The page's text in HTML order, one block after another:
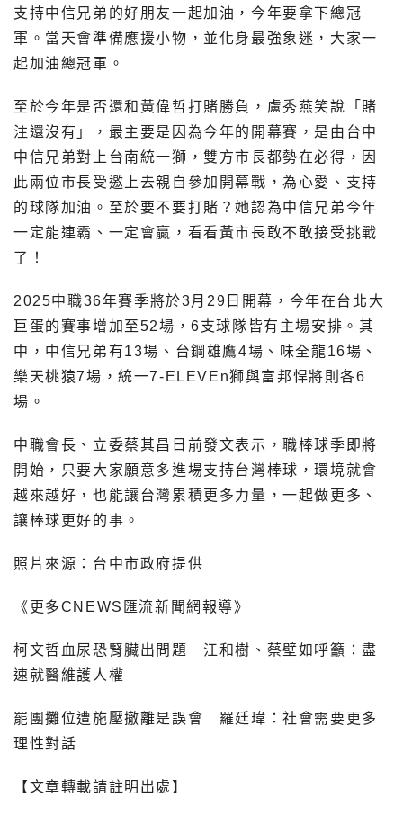
支持中信兄弟的好朋友一起加油，今年要拿下總冠
軍。當天會準備應援小物，並化身最強象迷，大家一
起加油總冠軍。
至於今年是否還和黃偉哲打賭勝負，盧秀燕笑說「賭
注還沒有」，最主要是因為今年的開幕賽，是由台中
中信兄弟對上台南統一獅，雙方市長都勢在必得，因
此兩位市長受邀上去親自參加開幕戰，為心愛、支持
的球隊加油。至於要不要打賭？她認為中信兄弟今年
一定能連霸、一定會贏，看看黃市長敢不敢接受挑戰
了！
2025中職36年賽季將於3月29日開幕，今年在台北大
巨蛋的賽事增加至52場，6支球隊皆有主場安排。其
中，中信兄弟有13場、台鋼雄鷹4場、味全龍16場、
樂天桃猿7場，統一7-ELEVEn獅與富邦悍將則各6
場。
中職會長、立委蔡其昌日前發文表示，職棒球季即將
開始，只要大家願意多進場支持台灣棒球，環境就會
越來越好，也能讓台灣累積更多力量，一起做更多、
讓棒球更好的事。
照片來源：台中市政府提供
《更多CNEWS匯流新聞網報導》
柯文哲血尿恐腎臟出問題 江和樹、蔡壁如呼籲：盡
速就醫維護人權
罷團攤位遭施壓撤離是誤會 羅廷瑋：社會需要更多
理性對話
【文章轉載請註明出處】